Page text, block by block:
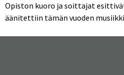
Opiston kuoro ja soittajat
äänitettiin tämän vuoden